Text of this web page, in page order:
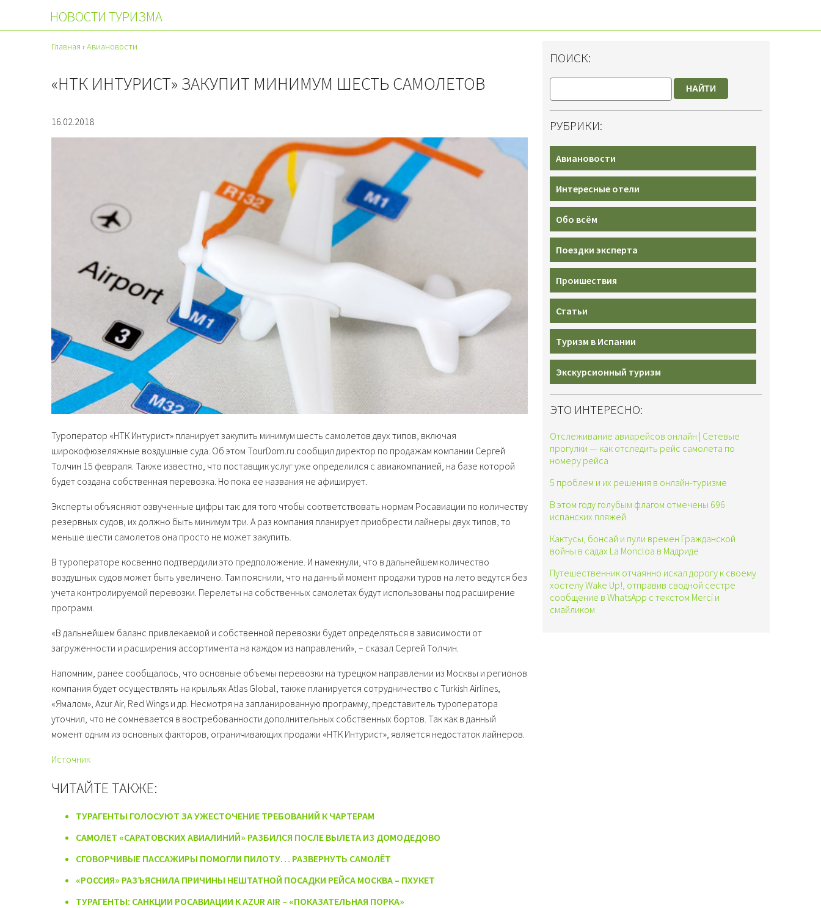
НОВОСТИ ТУРИЗМА
Главная › Авиановости
«НТК ИНТУРИСТ» ЗАКУПИТ МИНИМУМ ШЕСТЬ САМОЛЕТОВ
16.02.2018
Туроператор «НТК Интурист» планирует закупить минимум шесть самолетов двух типов, включая
широкофюзеляжные воздушные суда. Об этом TourDom.ru сообщил директор по продажам компании Сергей
Толчин 15 февраля. Также известно, что поставщик услуг уже определился с авиакомпанией, на базе которой
будет создана собственная перевозка. Но пока ее названия не афиширует.
Эксперты объясняют озвученные цифры так: для того чтобы соответствовать нормам Росавиации по количеству
резервных судов, их должно быть минимум три. А раз компания планирует приобрести лайнеры двух типов, то
меньше шести самолетов она просто не может закупить.
В туроператоре косвенно подтвердили это предположение. И намекнули, что в дальнейшем количество
воздушных судов может быть увеличено. Там пояснили, что на данный момент продажи туров на лето ведутся без
учета контролируемой перевозки. Перелеты на собственных самолетах будут использованы под расширение
программ.
«В дальнейшем баланс привлекаемой и собственной перевозки будет определяться в зависимости от
загруженности и расширения ассортимента на каждом из направлений», – сказал Сергей Толчин.
Напомним, ранее сообщалось, что основные объемы перевозки на турецком направлении из Москвы и регионов
компания будет осуществлять на крыльях Atlas Global, также планируется сотрудничество с Turkish Airlines,
«Ямалом», Azur Air, Red Wings и др. Несмотря на запланированную программу, представитель туроператора
уточнил, что не сомневается в востребованности дополнительных собственных бортов. Так как в данный
момент одним из основных факторов, ограничивающих продажи «НТК Интурист», является недостаток лайнеров.
Источник
ЧИТАЙТЕ ТАКЖЕ:
ТУРАГЕНТЫ ГОЛОСУЮТ ЗА УЖЕСТОЧЕНИЕ ТРЕБОВАНИЙ К ЧАРТЕРАМ
САМОЛЕТ «САРАТОВСКИХ АВИАЛИНИЙ» РАЗБИЛСЯ ПОСЛЕ ВЫЛЕТА ИЗ ДОМОДЕДОВО
СГОВОРЧИВЫЕ ПАССАЖИРЫ ПОМОГЛИ ПИЛОТУ… РАЗВЕРНУТЬ САМОЛЁТ
«РОССИЯ» РАЗЪЯСНИЛА ПРИЧИНЫ НЕШТАТНОЙ ПОСАДКИ РЕЙСА МОСКВА – ПХУКЕТ
ТУРАГЕНТЫ: САНКЦИИ РОСАВИАЦИИ К AZUR AIR – «ПОКАЗАТЕЛЬНАЯ ПОРКА»
ПОИСК:
НАЙТИ
РУБРИКИ:
Авиановости
Интересные отели
Обо всём
Поездки эксперта
Проишествия
Статьи
Туризм в Испании
Экскурсионный туризм
ЭТО ИНТЕРЕСНО:
Отслеживание авиарейсов онлайн | Сетевые
прогулки — как отследить рейс самолета по
номеру рейса
5 проблем и их решения в онлайн-туризме
В этом году голубым флагом отмечены 696
испанских пляжей
Кактусы, бонсай и пули времен Гражданской
войны в садах La Moncloa в Мадриде
Путешественник отчаянно искал дорогу к своему
хостелу Wake Up!, отправив сводной сестре
сообщение в WhatsApp с текстом Merci и
смайликом